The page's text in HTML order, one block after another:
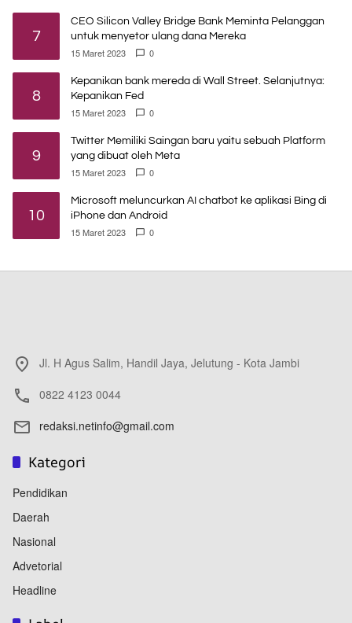
7
CEO Silicon Valley Bridge Bank Meminta Pelanggan
untuk menyetor ulang dana Mereka
15 Maret 2023 0
8
Kepanikan bank mereda di Wall Street. Selanjutnya:
Kepanikan Fed
15 Maret 2023 0
9
Twitter Memiliki Saingan baru yaitu sebuah Platform
yang dibuat oleh Meta
15 Maret 2023 0
10
Microsoft meluncurkan AI chatbot ke aplikasi Bing di
iPhone dan Android
15 Maret 2023 0
Jl. H Agus Salim, Handil Jaya, Jelutung - Kota Jambi
0822 4123 0044
redaksi.netinfo@gmail.com
Kategori
Pendidikan
Daerah
Nasional
Advetorial
Headline